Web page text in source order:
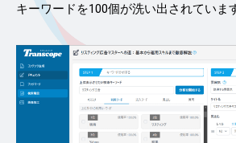
キーワードを100個が洗い出されていま